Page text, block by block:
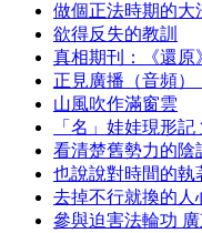
做個正法時期的大
欲得反失的教訓
真相期刊：《還原
正見廣播（音頻）
山風吹作滿窗雲
「名」娃娃現形記
看清楚舊勢力的陰
也說說對時間的執
去掉不行就換的人
參與迫害法輪功